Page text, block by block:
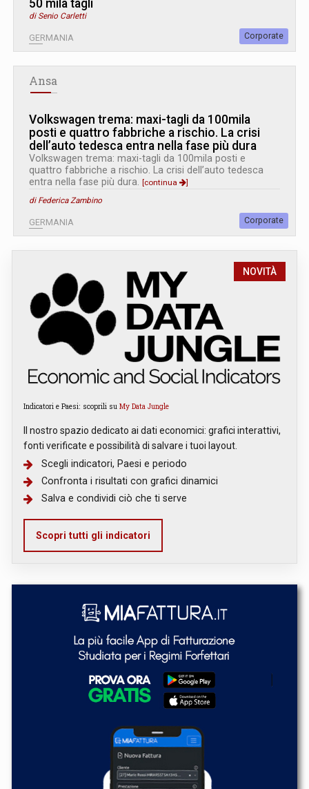
50 mila tagli
di Senio Carletti
GERMANIA Corporate
Ansa
Volkswagen trema: maxi-tagli da 100mila
posti e quattro fabbriche a rischio. La crisi
dell’auto tedesca entra nella fase più dura
Volkswagen trema: maxi-tagli da 100mila posti e
quattro fabbriche a rischio. La crisi dell’auto tedesca
entra nella fase più dura.
[continua
]
di Federica Zambino
GERMANIA Corporate
NOVITÀ
Indicatori e Paesi: scoprili su My Data Jungle
Il nostro spazio dedicato ai dati economici: grafici interattivi,
fonti verificate e possibilità di salvare i tuoi layout.
Scegli indicatori, Paesi e periodo
Confronta i risultati con grafici dinamici
Salva e condividi ciò che ti serve
Scopri tutti gli indicatori